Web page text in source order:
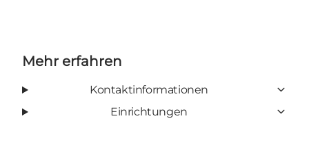
Mehr erfahren
Kontaktinformationen
Einrichtungen